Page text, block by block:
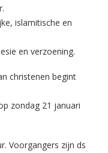
islamitische en
en verzoening.
christenen begint
zondag 21 januari
Voorgangers zijn ds